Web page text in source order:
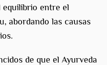
equilibrio entre el
abordando las causas
de que el Ayurveda